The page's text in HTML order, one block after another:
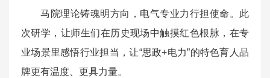
马院理论铸魂明方向，电气专业力行担使命。此
次研学，让师生们在历史现场中触摸红色根脉，在专
业场景里感悟行业担当，让“思政+电力”的特色育人品
牌更有温度、更具力量。